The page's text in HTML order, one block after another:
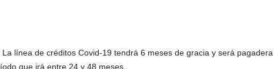
La línea de créditos Covid-19 tendrá 6 meses de gracia y será pagadera
que irá entre 24 y 48 meses.